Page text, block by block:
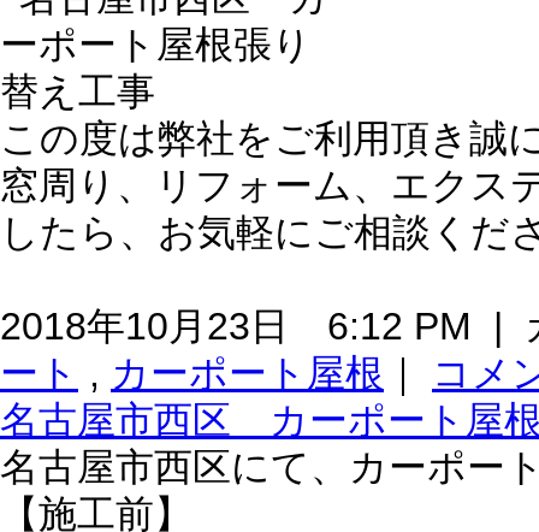
この度は弊社をご利用頂き誠
窓周り、リフォーム、エクス
したら、お気軽にご相談くだ
2018年10月23日 6:12 PM |
ート , カーポート屋根
コメ
名古屋市西区 カーポート屋
名古屋市西区にて、カーポー
【施工前】